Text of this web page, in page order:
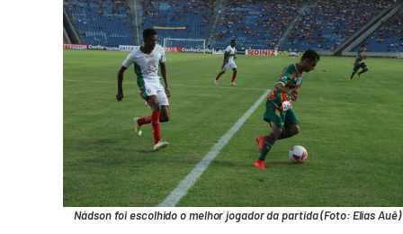
Nádson foi escolhido o melhor jogador da partida (Foto: Elias Auê)